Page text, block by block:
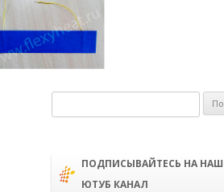
ПОДПИСЫВАЙТЕСЬ НА НАШ
ЮТУБ КАНАЛ